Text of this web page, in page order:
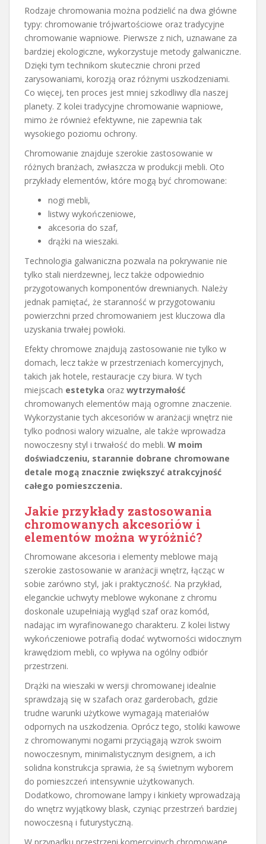
Rodzaje chromowania można podzielić na dwa główne
typy: chromowanie trójwartościowe oraz tradycyjne
chromowanie wapniowe. Pierwsze z nich, uznawane za
bardziej ekologiczne, wykorzystuje metody galwaniczne.
Dzięki tym technikom skutecznie chroni przed
zarysowaniami, korozją oraz różnymi uszkodzeniami.
Co więcej, ten proces jest mniej szkodliwy dla naszej
planety. Z kolei tradycyjne chromowanie wapniowe,
mimo że również efektywne, nie zapewnia tak
wysokiego poziomu ochrony.
Chromowanie znajduje szerokie zastosowanie w
różnych branżach, zwłaszcza w produkcji mebli. Oto
przykłady elementów, które mogą być chromowane:
nogi mebli,
listwy wykończeniowe,
akcesoria do szaf,
drążki na wieszaki.
Technologia galwaniczna pozwala na pokrywanie nie
tylko stali nierdzewnej, lecz także odpowiednio
przygotowanych komponentów drewnianych. Należy
jednak pamiętać, że staranność w przygotowaniu
powierzchni przed chromowaniem jest kluczowa dla
uzyskania trwałej powłoki.
Efekty chromowe znajdują zastosowanie nie tylko w
domach, lecz także w przestrzeniach komercyjnych,
takich jak hotele, restauracje czy biura. W tych
miejscach estetyka oraz wytrzymałość
chromowanych elementów mają ogromne znaczenie.
Wykorzystanie tych akcesoriów w aranżacji wnętrz nie
tylko podnosi walory wizualne, ale także wprowadza
nowoczesny styl i trwałość do mebli. W moim
doświadczeniu, starannie dobrane chromowane
detale mogą znacznie zwiększyć atrakcyjność
całego pomieszczenia.
Jakie przykłady zastosowania
chromowanych akcesoriów i
elementów można wyróżnić?
Chromowane akcesoria i elementy meblowe mają
szerokie zastosowanie w aranżacji wnętrz, łącząc w
sobie zarówno styl, jak i praktyczność. Na przykład,
eleganckie uchwyty meblowe wykonane z chromu
doskonale uzupełniają wygląd szaf oraz komód,
nadając im wyrafinowanego charakteru. Z kolei listwy
wykończeniowe potrafią dodać wytworności widocznym
krawędziom mebli, co wpływa na ogólny odbiór
przestrzeni.
Drążki na wieszaki w wersji chromowanej idealnie
sprawdzają się w szafach oraz garderobach, gdzie
trudne warunki użytkowe wymagają materiałów
odpornych na uszkodzenia. Oprócz tego, stoliki kawowe
z chromowanymi nogami przyciągają wzrok swoim
nowoczesnym, minimalistycznym designem, a ich
solidna konstrukcja sprawia, że są świetnym wyborem
do pomieszczeń intensywnie użytkowanych.
Dodatkowo, chromowane lampy i kinkiety wprowadzają
do wnętrz wyjątkowy blask, czyniąc przestrzeń bardziej
nowoczesną i futurystyczną.